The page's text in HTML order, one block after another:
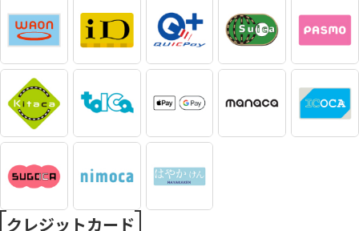
クレジットカード